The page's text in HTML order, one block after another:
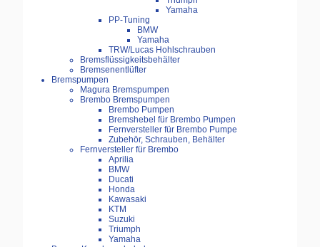
Yamaha
PP-Tuning
BMW
Yamaha
TRW/Lucas Hohlschrauben
Bremsflüssigkeitsbehälter
Bremsenentlüfter
Bremspumpen
Magura Bremspumpen
Brembo Bremspumpen
Brembo Pumpen
Bremshebel für Brembo Pumpen
Fernversteller für Brembo Pumpe
Zubehör, Schrauben, Behälter
Fernversteller für Brembo
Aprilia
BMW
Ducati
Honda
Kawasaki
KTM
Suzuki
Triumph
Yamaha